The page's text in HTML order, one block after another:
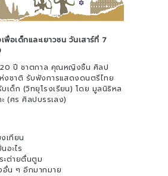
พื่อเด็กและเยาวชน วันเสาร์ที่ 7
ปี ชาตกาล คุณหญิงชิ้น ศิลป
งชาติ รับฟังการแสดงดนตรีไทย
เด็ก (วิทยุโรงเรียน) โดย มูลนิธิหล
(ศร ศิลปบรรเลง)
เทียน
อะไร
ะต่ายตื่นตูม
น ๆ อีกมากมาย